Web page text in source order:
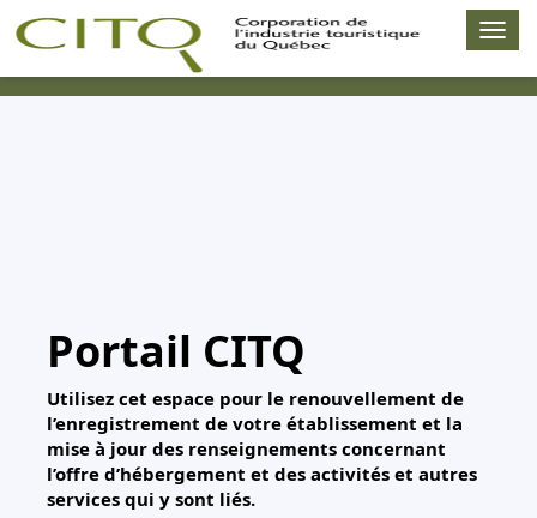
Portail CITQ
Utilisez cet espace pour le renouvellement de
l’enregistrement de votre établissement et la
mise à jour des renseignements concernant
l’offre d’hébergement et des activités et autres
services qui y sont liés.